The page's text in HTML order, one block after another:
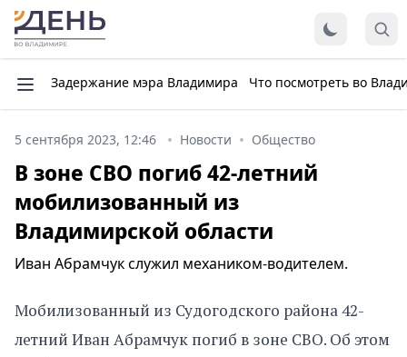
Задержание мэра Владимира Что посмотреть во
5 сентября 2023, 12:46 Новости Общество
В зоне СВО погиб 42-летний
мобилизованный из
Владимирской области
Иван Абрамчук служил механиком-водителем.
Мобилизованный из Судогодского района 42-
летний Иван Абрамчук погиб в зоне СВО. Об этом